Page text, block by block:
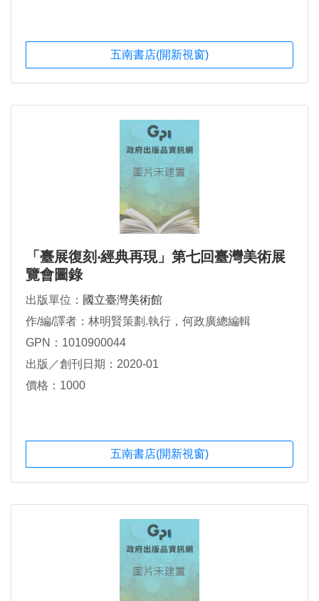
五南書店(開新視窗)
「臺展復刻‧經典再現」第七回臺灣美術展
覽會圖錄
出版單位： 國立臺灣美術館
作/編/譯者：林明賢策劃.執行，何政廣總編輯
GPN：1010900044
出版／創刊日期：2020-01
價格：1000
五南書店(開新視窗)